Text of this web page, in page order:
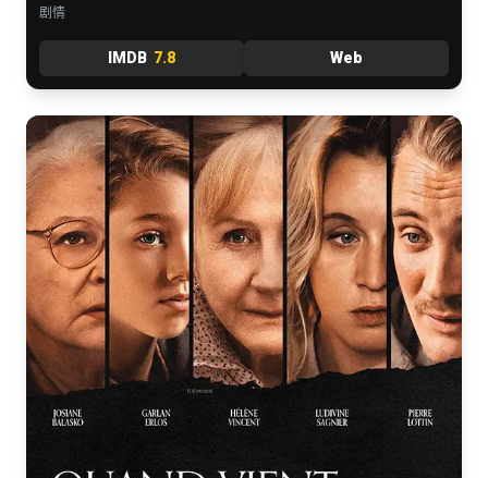
剧情
IMDB 7.8 Web